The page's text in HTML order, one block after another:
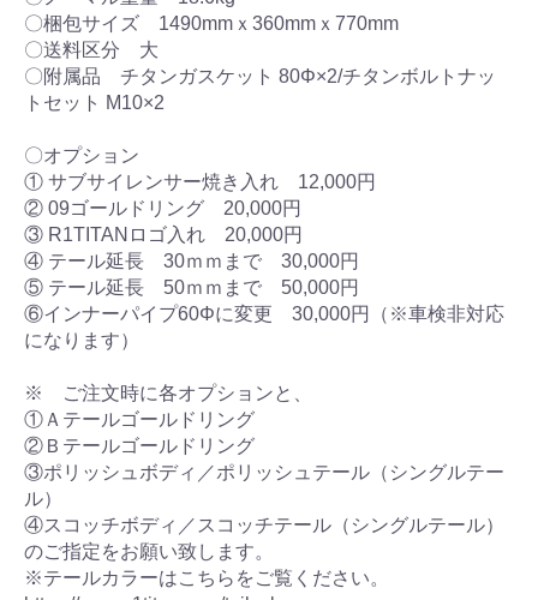
〇梱包サイズ 1490mmｘ360mmｘ770mm
〇送料区分 大
〇附属品 チタンガスケット 80Φ×2/チタンボルトナッ
トセット M10×2
〇オプション
① サブサイレンサー焼き入れ 12,000円
② 09ゴールドリング 20,000円
③ R1TITANロゴ入れ 20,000円
④ テール延長 30ｍｍまで 30,000円
⑤ テール延長 50ｍｍまで 50,000円
⑥インナーパイプ60Φに変更 30,000円（※車検非対応
になります）
※ ご注文時に各オプションと、
①Ａテールゴールドリング
②Ｂテールゴールドリング
③ポリッシュボディ／ポリッシュテール（シングルテー
ル）
④スコッチボディ／スコッチテール（シングルテール）
のご指定をお願い致します。
※テールカラーはこちらをご覧ください。